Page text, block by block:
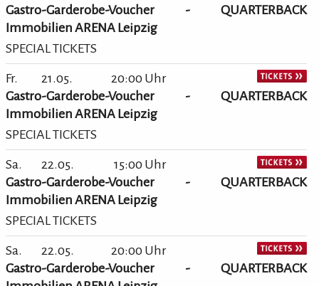
Gastro-Garderobe-Voucher - QUARTERBACK
Immobilien ARENA Leipzig
SPECIAL TICKETS
Fr. 21.05.
20:00 Uhr
Gastro-Garderobe-Voucher - QUARTERBACK
Immobilien ARENA Leipzig
SPECIAL TICKETS
Sa. 22.05.
15:00 Uhr
Gastro-Garderobe-Voucher - QUARTERBACK
Immobilien ARENA Leipzig
SPECIAL TICKETS
Sa. 22.05.
20:00 Uhr
Gastro-Garderobe-Voucher - QUARTERBACK